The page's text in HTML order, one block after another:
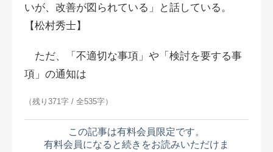
いが、改善が図られている」と話している。
【松村秀士】
ただ、「不適切な事項」や「検討を要する事
項」の通知は
（残り371字 / 全535字）
この記事は有料会員限定です。
有料会員になると続きをお読みいただけま